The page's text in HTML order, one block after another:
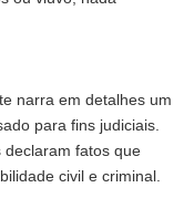
narra em detalhes um
para fins judiciais.
fatos que
civil e criminal.